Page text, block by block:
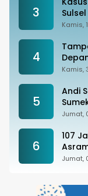
3
Kamis,
4
Kamis,
5
Andi
Jumat,
6
107
Jumat,